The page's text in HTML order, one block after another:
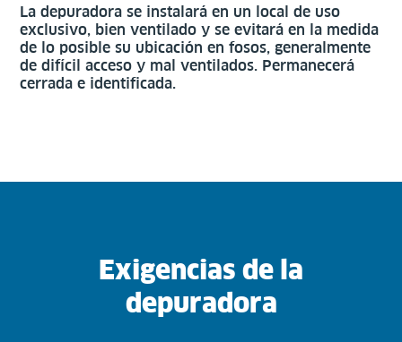
La depuradora se instalará en un local de uso
exclusivo, bien ventilado y se evitará en la medida
de lo posible su ubicación en fosos, generalmente
de difícil acceso y mal ventilados. Permanecerá
cerrada e identificada.
Exigencias de la
depuradora